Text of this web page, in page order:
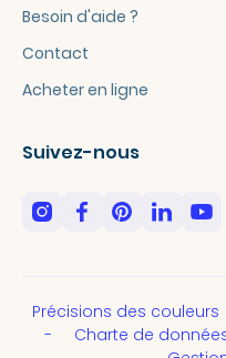
Besoin d'aide ?
Contact
Acheter en ligne
Suivez-nous
Précisions des couleurs
Charte de